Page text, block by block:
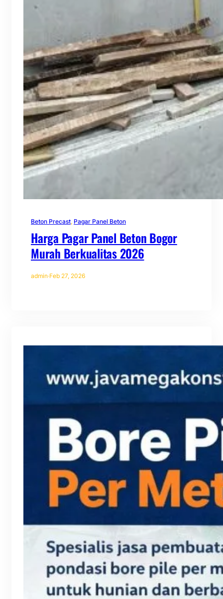
Beton Precast, Pagar Panel Beton
Harga Pagar Panel Beton Bogor
Murah Berkualitas 2026
admin·Feb 27, 2026